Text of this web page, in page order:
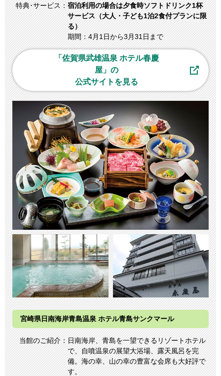
特典･サービス：宿泊利用の場合は夕食時ソフトドリンク1杯
サービス（大人・子ども1泊2食付プランに限
る）
期間：4月1日から3月31日まで
「佐賀県武雄温泉 ホテル春慶
屋」の
公式サイトを見る
宮崎県日南海岸⻘島温泉 ホテル⻘島サンクマール
当館のご紹介：日南海岸、⻘島を一望できるリゾートホテル
で、⾃噴温泉の展望大浴場、露天風呂を完
備。海の幸、山の幸の豊富な会席も大好評で
す。